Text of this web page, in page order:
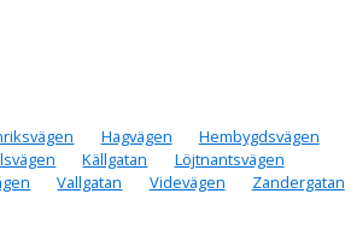
Hagvägen
Hembygdsvägen
Källgatan
Löjtnantsvägen
Vallgatan Videvägen
Zandergatan